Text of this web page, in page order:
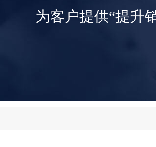
为客户提供“提升